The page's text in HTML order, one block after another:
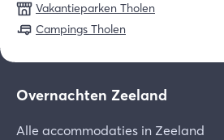
Vakantieparken Tholen
Campings Tholen
Overnachten Zeeland
Alle accommodaties in Zeeland